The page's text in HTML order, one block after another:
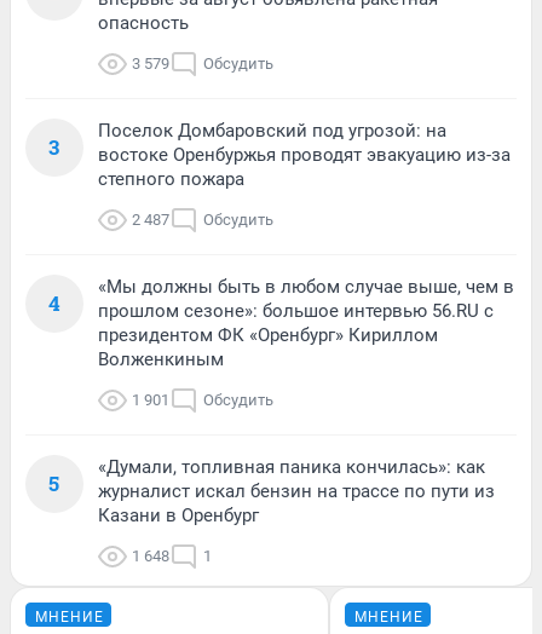
опасность
3 579 Обсудить
3
Поселок Домбаровский под угрозой: на
востоке Оренбуржья проводят эвакуацию из-за
степного пожара
2 487 Обсудить
4
«Мы должны быть в любом случае выше, чем в
прошлом сезоне»: большое интервью 56.RU с
президентом ФК «Оренбург» Кириллом
Волженкиным
1 901 Обсудить
5
«Думали, топливная паника кончилась»: как
журналист искал бензин на трассе по пути из
Казани в Оренбург
1 648 1
МНЕНИЕ МНЕНИЕ